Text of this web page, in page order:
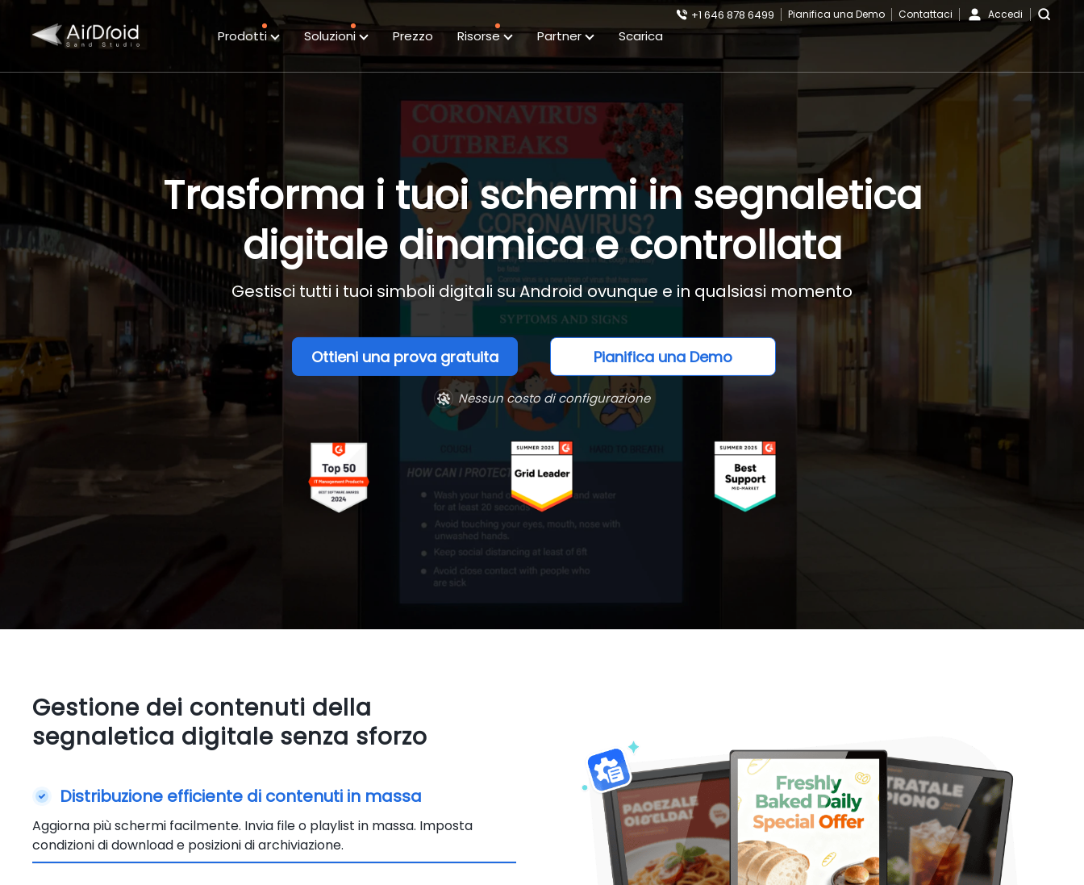
Prodotti Soluzioni Prezzo Risorse Partner Scarica
+1 646 878 6499 Pianifica una Demo Contattaci Accedi
Trasforma i tuoi schermi in segnaletica
digitale dinamica e controllata
Gestisci tutti i tuoi simboli digitali su Android ovunque e in qualsiasi momento
Ottieni una prova gratuita Pianifica una Demo
Nessun costo di configurazione
Gestione dei contenuti della
segnaletica digitale senza sforzo
Distribuzione efficiente di contenuti in massa
Aggiorna più schermi facilmente. Invia file o playlist in massa. Imposta
condizioni di download e posizioni di archiviazione.